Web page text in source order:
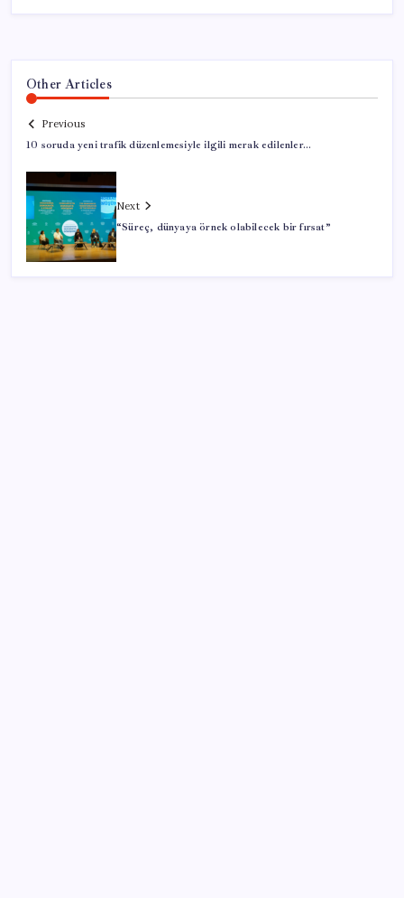
Other Articles
Previous
10 soruda yeni trafik düzenlemesiyle ilgili merak edilenler…
Next
“Süreç, dünyaya örnek olabilecek bir fırsat”